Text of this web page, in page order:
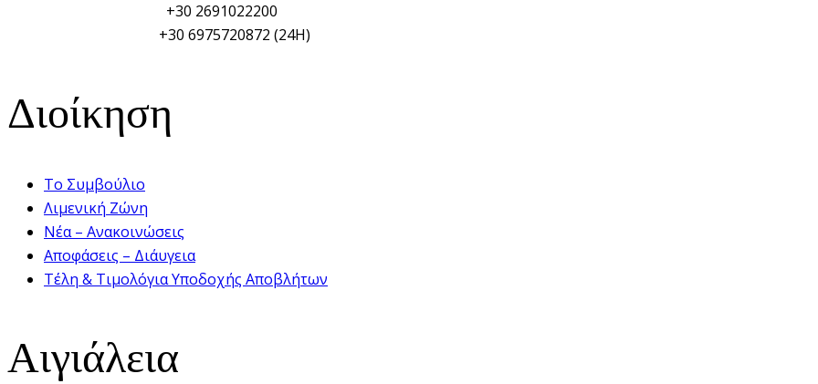
+30 2691022200
+30 6975720872 (24H)
Διοίκηση
Το Συμβούλιο
Λιμενική Ζώνη
Νέα – Ανακοινώσεις
Αποφάσεις – Διάυγεια
Τέλη & Τιμολόγια Υποδοχής Αποβλήτων
Αιγιάλεια